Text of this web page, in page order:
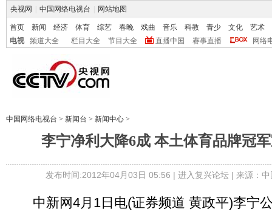
央视网 中国网络电视台 网站地图
首页 新闻 经济 体育 综艺 春晚 戏曲 音乐 科教 青少 文化
艺术
电视
频道大全 栏目大全 节目大全 直播中国 赛事直播 网络
中国网络电视台 > 新闻台 > 新闻中心 >
李宁净利大降6成 本土体育品牌冠
发布时间:2012年04月03日 05:56 | 进入复兴论坛| 来源：
中新网4月1日电(证券频道 黄政平)李宁